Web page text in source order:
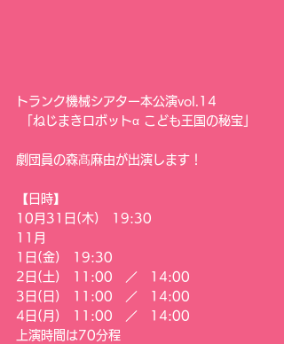
トランク機械シアター本公演vol.14
「ねじまきロボットα こども王国の秘宝」
劇団員の森髙麻由が出演します！
【日時】
10月31日(木)　19:30
11月
1日(金)　19:30
2日(土)　11:00　／　14:00
3日(日)　11:00　／　14:00
4日(月)　11:00　／　14:00
上演時間は70分程